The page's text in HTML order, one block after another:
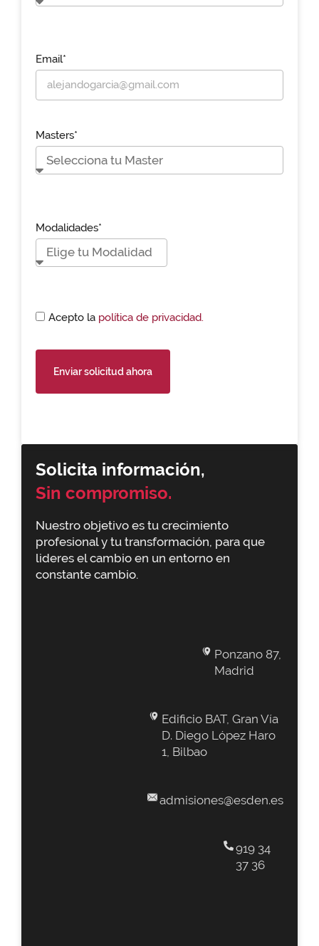
Solicita información,
Sin compromiso.
Nuestro objetivo es tu crecimiento
profesional y tu transformación, para que
lideres el cambio en un entorno en
constante cambio.
Ponzano 87,
Madrid
Edificio BAT, Gran Vía
D. Diego López Haro
1, Bilbao
admisiones@esden.es
919 34
37 36
Email*
Masters*
Modalidades*
Acepto la política de privacidad.
Enviar solicitud ahora